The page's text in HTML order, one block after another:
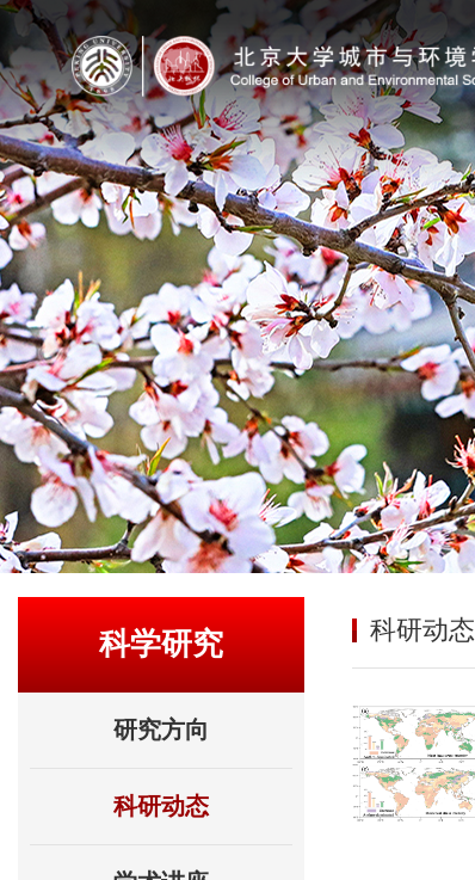
科学研究
研究方向
科研动态
科研动态